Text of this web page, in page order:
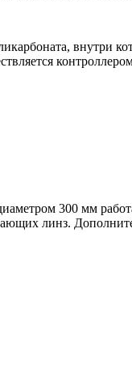
внутри
300 мм
линз.